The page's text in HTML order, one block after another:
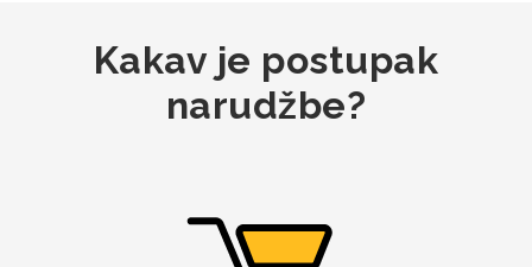
Kakav je postupak
narudžbe?